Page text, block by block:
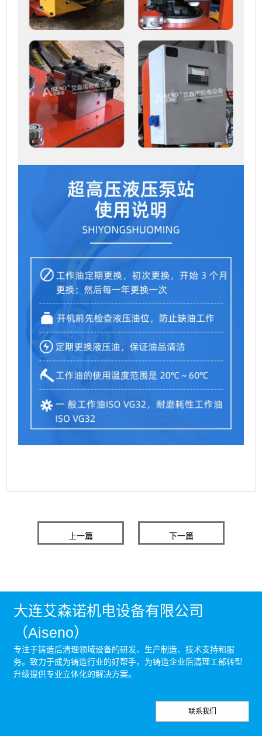
上一篇 下一篇
大连艾森诺机电设备有限公司
（Aiseno）
专注于铸造后清理领域设备的研发、生产制造、技术支持和服
务。致力于成为铸造行业的好帮手，为铸造企业后清理工部转型
升级提供专业立体化的解决方案。
联系我们